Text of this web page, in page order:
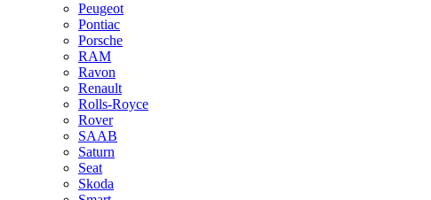
Peugeot
Pontiac
Porsche
RAM
Ravon
Renault
Rolls-Royce
Rover
SAAB
Saturn
Seat
Skoda